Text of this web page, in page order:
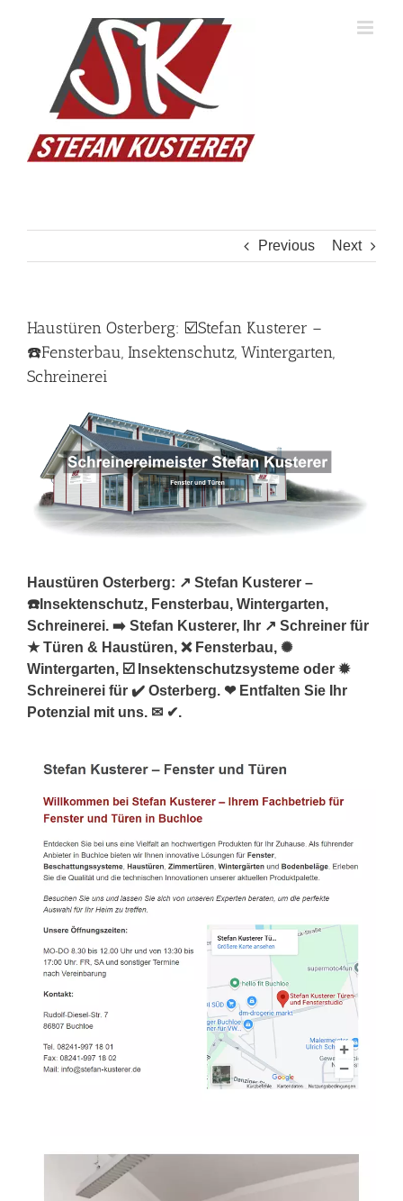
Previous Next
Haustüren Osterberg: ☑️Stefan Kusterer –
☎️Fensterbau, Insektenschutz, Wintergarten,
Schreinerei
Haustüren Osterberg: ↗️ Stefan Kusterer –
☎️Insektenschutz, Fensterbau, Wintergarten,
Schreinerei. ➡️ Stefan Kusterer, Ihr ↗️ Schreiner für
★ Türen & Haustüren, ❌ Fensterbau, ✺
Wintergarten, ☑️ Insektenschutzsysteme oder ✹
Schreinerei für ✔️ Osterberg. ❤ Entfalten Sie Ihr
Potenzial mit uns. ✉ ✔.